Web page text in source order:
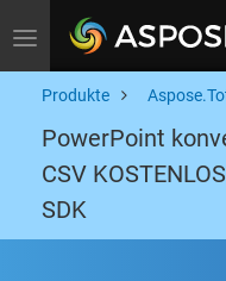
Toggle navigation
Produkte
PowerPoint
CSV
SDK